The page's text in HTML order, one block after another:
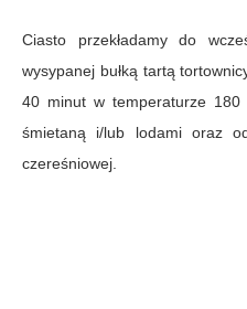
Ciasto przekładamy do
wysypanej bułką tartą
40 minut w temperaturze
śmietaną i/lub lodami oraz
czereśniowej.